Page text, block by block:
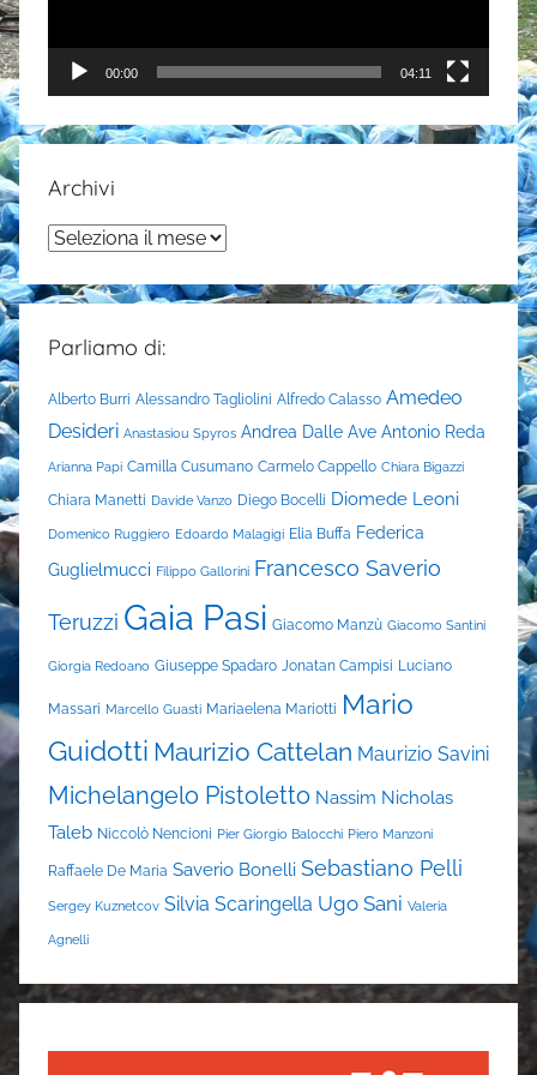
00:00 04:11
Archivi
Archivi
Parliamo di:
Alberto Burri Alessandro Tagliolini Alfredo Calasso Amedeo
Desideri Anastasiou Spyros Andrea Dalle Ave Antonio Reda
Arianna Papi Camilla Cusumano Carmelo Cappello Chiara Bigazzi
Chiara Manetti Davide Vanzo Diego Bocelli Diomede Leoni
Domenico Ruggiero Edoardo Malagigi Elia Buffa Federica
Guglielmucci Filippo Gallorini Francesco Saverio
Teruzzi Gaia Pasi Giacomo Manzù Giacomo Santini
Giorgia Redoano Giuseppe Spadaro Jonatan Campisi Luciano
Massari Marcello Guasti Mariaelena Mariotti Mario
Guidotti Maurizio Cattelan Maurizio Savini
Michelangelo Pistoletto Nassim Nicholas
Taleb Niccolò Nencioni Pier Giorgio Balocchi Piero Manzoni
Raffaele De Maria Saverio Bonelli Sebastiano Pelli
Sergey Kuznetcov Silvia Scaringella Ugo Sani Valeria
Agnelli